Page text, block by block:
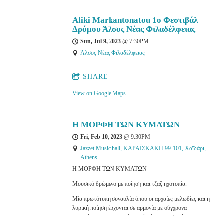
Aliki Markantonatou 1ο Φεστιβάλ
Δρόμου Άλσος Νέας Φιλαδέλφειας
Sun, Jul 9, 2023@ 7:30PM
Άλσος Νέας Φιλαδέλφειας
SHARE
View on Google Maps
Η ΜΟΡΦΗ ΤΩΝ ΚΥΜΑΤΩΝ
Fri, Feb 10, 2023@ 9:30PM
Jazzet Music hall, ΚΑΡΑΪΣΚΑΚΗ 99-101, Χαϊδάρι,
Athens
Η ΜΟΡΦΗ ΤΩΝ ΚΥΜΑΤΩΝ
Μουσικό δρώμενο με ποίηση και τζαζ ηχοτοπία.
Μία πρωτότυπη συναυλία όπου οι αρχαίες μελωδίες και η
λυρική ποίηση έρχονται σε αρμονία με σύγχρονα